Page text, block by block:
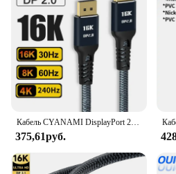
375,61руб.